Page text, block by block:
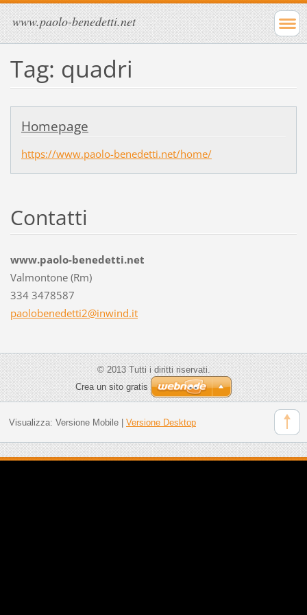
www.paolo-benedetti.net
Tag: quadri
Homepage
https://www.paolo-benedetti.net/home/
Contatti
www.paolo-benedetti.net
Valmontone (Rm)
334 3478587
paolobenedetti2@inwind.it
© 2013 Tutti i diritti riservati.
Crea un sito gratis
Visualizza: Versione Mobile| Versione Desktop